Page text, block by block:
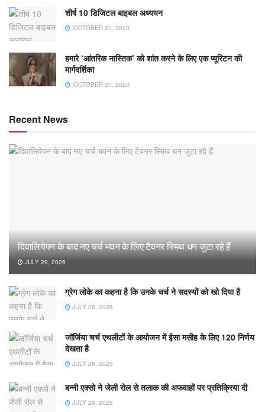
शीर्ष 10 डिजिटल बाइबल अध्ययन
OCTOBER 21, 2023
हमारे ‘आंतरिक नास्तिक’ को शांत करने के लिए एक प्यूरिटन की
मार्गदर्शिका
OCTOBER 31, 2023
Recent News
दिवालियेपन के बाद नए चर्च भवन के लिए टैवनर स्मिथ धन जुटा रहे हैं
JULY 29, 2026
ग्रेग लोके का कहना है कि उनके चर्च ने सदस्यों को खो दिया है
JULY 28, 2026
जॉर्जिया चर्च एथलीटों के आयोजन में ईसा मसीह के लिए 120 निर्णय
देखता है
JULY 28, 2026
बन्नी एक्सो ने जेली रोल से तलाक की अफवाहों पर प्रतिक्रिया दी
JULY 28, 2026